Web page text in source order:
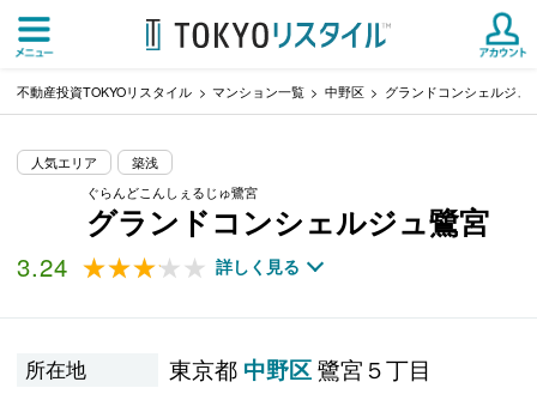
不動産投資TOKYOリスタイル マンション一覧 中野区 グランドコンシェルジュ
人気エリア
築浅
ぐらんどこんしぇるじゅ鷺宮
グランドコンシェルジュ鷺宮
3.24 ★★★★★
★★★★★ 詳しく見る
所在地 東京都 中野区鷺宮５丁目